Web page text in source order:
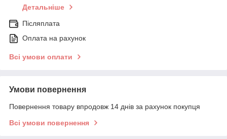
Детальніше
Післяплата
Оплата на рахунок
Всі умови оплати
Умови повернення
Повернення товару впродовж 14 днів за рахунок покупця
Всі умови повернення